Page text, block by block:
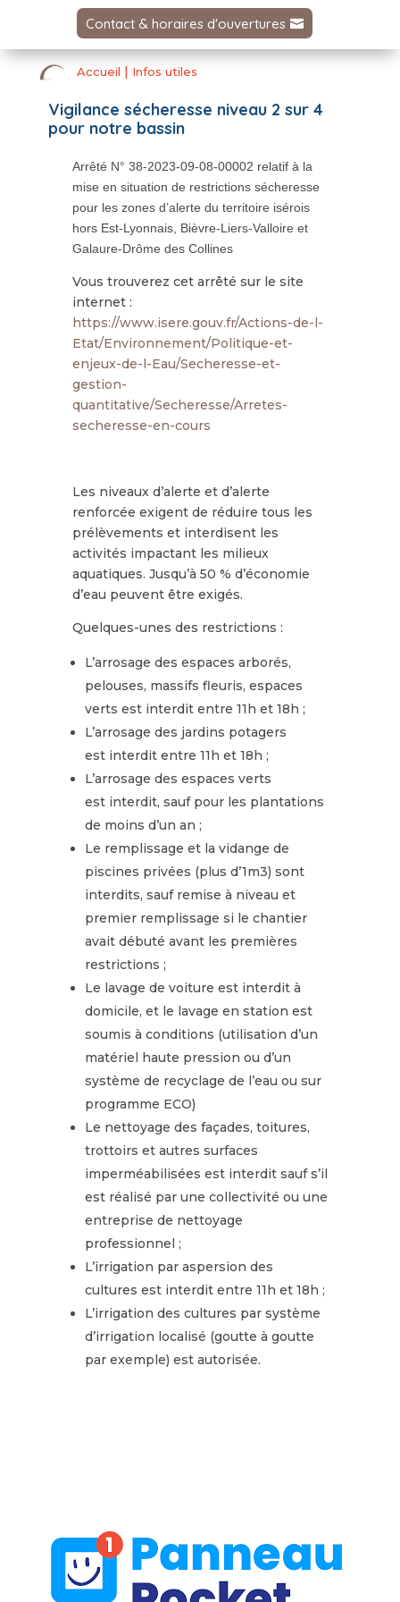
Contact & horaires d'ouvertures
Accueil | Infos utiles
Vigilance sécheresse niveau 2 sur 4
pour notre bassin
Arrêté N° 38-2023-09-08-00002 relatif à la
mise en situation de restrictions sécheresse
pour les zones d’alerte du territoire isérois
hors Est-Lyonnais, Bièvre-Liers-Valloire et
Galaure-Drôme des Collines
Vous trouverez cet arrêté sur le site
internet :
https://www.isere.gouv.fr/Actions-de-l-
Etat/Environnement/Politique-et-
enjeux-de-l-Eau/Secheresse-et-
gestion-
quantitative/Secheresse/Arretes-
secheresse-en-cours
Les niveaux d’alerte et d’alerte
renforcée exigent de réduire tous les
prélèvements et interdisent les
activités impactant les milieux
aquatiques. Jusqu’à 50 % d’économie
d’eau peuvent être exigés.
Quelques-unes des restrictions :
L’arrosage des espaces arborés,
pelouses, massifs fleuris, espaces
verts est interdit entre 11h et 18h ;
L’arrosage des jardins potagers
est interdit entre 11h et 18h ;
L’arrosage des espaces verts
est interdit, sauf pour les plantations
de moins d’un an ;
Le remplissage et la vidange de
piscines privées (plus d’1m3) sont
interdits, sauf remise à niveau et
premier remplissage si le chantier
avait débuté avant les premières
restrictions ;
Le lavage de voiture est interdit à
domicile, et le lavage en station est
soumis à conditions (utilisation d’un
matériel haute pression ou d’un
système de recyclage de l’eau ou sur
programme ECO)
Le nettoyage des façades, toitures,
trottoirs et autres surfaces
imperméabilisées est interdit sauf s’il
est réalisé par une collectivité ou une
entreprise de nettoyage
professionnel ;
L’irrigation par aspersion des
cultures est interdit entre 11h et 18h ;
L’irrigation des cultures par système
d’irrigation localisé (goutte à goutte
par exemple) est autorisée.